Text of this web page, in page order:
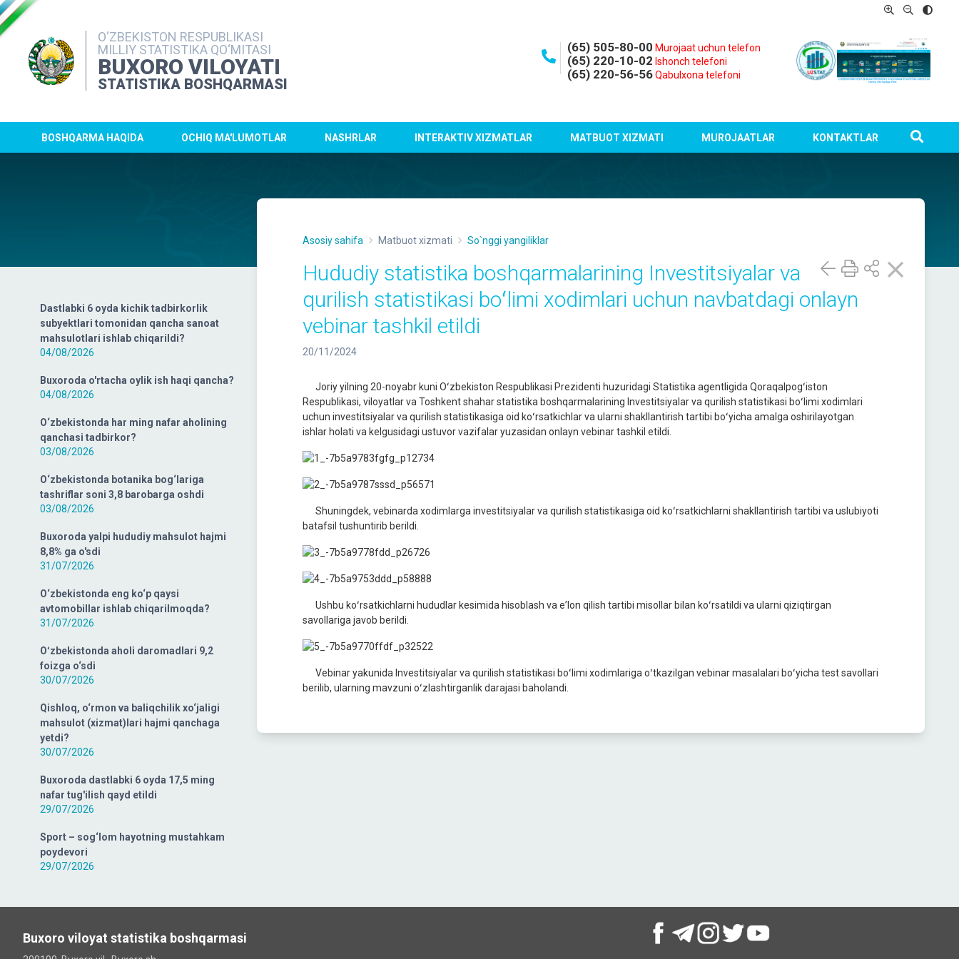
O‘ZBEKISTON RESPUBLIKASI
MILLIY STATISTIKA QO‘MITASI
BUXORO VILOYATI
STATISTIKA BOSHQARMASI
(65) 505-80-00 Murojaat uchun telefon
(65) 220-10-02 Ishonch telefoni
(65) 220-56-56 Qabulxona telefoni
BOSHQARMA HAQIDA OCHIQ MA'LUMOTLAR NASHRLAR INTERAKTIV XIZMATLAR MATBUOT XIZMATI MUROJAATLAR KONTAKTLAR
Dastlabki 6 oyda kichik tadbirkorlik
subyektlari tomonidan qancha sanoat
mahsulotlari ishlab chiqarildi?
04/08/2026
Buxoroda o'rtacha oylik ish haqi qancha?
04/08/2026
O‘zbekistonda har ming nafar aholining
qanchasi tadbirkor?
03/08/2026
O‘zbekistonda botanika bog‘lariga
tashriflar soni 3,8 barobarga oshdi
03/08/2026
Buxoroda yalpi hududiy mahsulot hajmi
8,8% ga o'sdi
31/07/2026
O‘zbekistonda eng ko‘p qaysi
avtomobillar ishlab chiqarilmoqda?
31/07/2026
Oʻzbekistonda aholi daromadlari 9,2
foizga o‘sdi
30/07/2026
Qishloq, o‘rmon va baliqchilik xo‘jaligi
mahsulot (xizmat)lari hajmi qanchaga
yetdi?
30/07/2026
Buxoroda dastlabki 6 oyda 17,5 ming
nafar tug'ilish qayd etildi
29/07/2026
Sport – sog‘lom hayotning mustahkam
poydevori
29/07/2026
Asosiy sahifa Matbuot xizmati So`nggi yangiliklar
Hududiy statistika boshqarmalarining Investitsiyalar va
qurilish statistikasi boʻlimi xodimlari uchun navbatdagi onlayn
vebinar tashkil etildi
20/11/2024
Joriy yilning 20-noyabr kuni Oʻzbekiston Respublikasi Prezidenti huzuridagi Statistika agentligida Qoraqalpogʻiston
Respublikasi, viloyatlar va Toshkent shahar statistika boshqarmalarining Investitsiyalar va qurilish statistikasi boʻlimi xodimlari
uchun investitsiyalar va qurilish statistikasiga oid koʻrsatkichlar va ularni shakllantirish tartibi boʻyicha amalga oshirilayotgan
ishlar holati va kelgusidagi ustuvor vazifalar yuzasidan onlayn vebinar tashkil etildi.
Shuningdek, vebinarda xodimlarga investitsiyalar va qurilish statistikasiga oid koʻrsatkichlarni shakllantirish tartibi va uslubiyoti
batafsil tushuntirib berildi.
Ushbu koʻrsatkichlarni hududlar kesimida hisoblash va eʼlon qilish tartibi misollar bilan koʻrsatildi va ularni qiziqtirgan
savollariga javob berildi.
Vebinar yakunida Investitsiyalar va qurilish statistikasi boʻlimi xodimlariga oʻtkazilgan vebinar masalalari boʻyicha test savollari
berilib, ularning mavzuni oʻzlashtirganlik darajasi baholandi.
Buxoro viloyat statistika boshqarmasi